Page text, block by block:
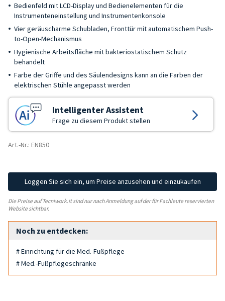
Bedienfeld mit LCD-Display und Bedienelementen für die
Instrumenteneinstellung und Instrumentenkonsole
Vier geräuscharme Schubladen, Fronttür mit automatischem Push-
to-Open-Mechanismus
Hygienische Arbeitsfläche mit bakteriostatischem Schutz
behandelt
Farbe der Griffe und des Säulendesigns kann an die Farben der
elektrischen Stühle angepasst werden
Intelligenter Assistent
Frage zu diesem Produkt stellen
Art.-Nr.: EN850
Loggen Sie sich ein, um Preise anzusehen und einzukaufen
Die Preise auf Tecniwork.it sind nur nach Anmeldung auf der für Fachleute reservierten
Website sichtbar.
Noch zu entdecken:
# Einrichtung für die Med.-Fußpflege
# Med.-Fußpflegeschränke